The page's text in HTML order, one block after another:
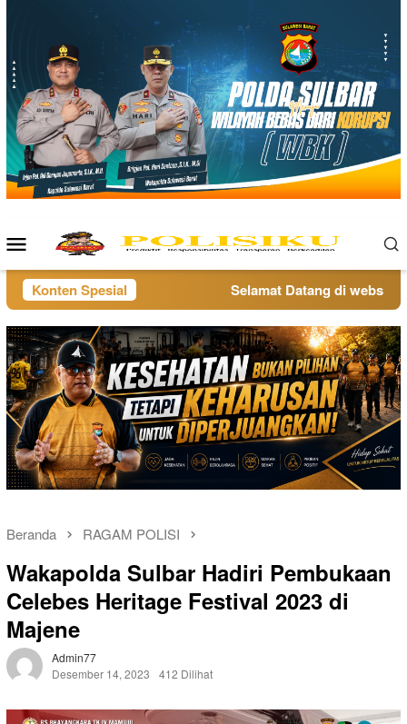
Menu
Mobile
Konten Spesial Selamat Datang di website
Beranda RAGAM POLISI
Wakapolda Sulbar Hadiri Pembukaan
Celebes Heritage Festival 2023 di
Majene
Admin77
Desember 14, 2023
412 Dilihat